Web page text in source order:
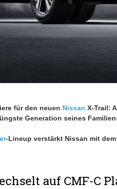
für den neuen Nissan X-Trail:
Generation seines
-Lineup verstärkt Nissan mit
auf CMF-C